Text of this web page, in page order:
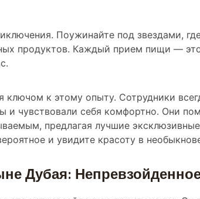
Поужинайте под звездами,
продуктов. Каждый прием пищи —
к этому опыту. Сотрудники
и чувствовали себя комфортно. Они
предлагая лучшие
и увидите красоту в
Дубая: